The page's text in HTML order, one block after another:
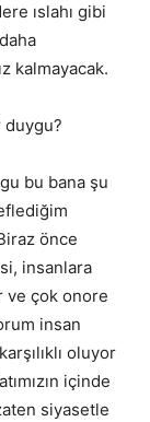
ıslahı gibi
kalmayacak.
duygu?
bu bana şu
önce
insanlara
ve çok onore
insan
oluyor
içinde
siyasetle